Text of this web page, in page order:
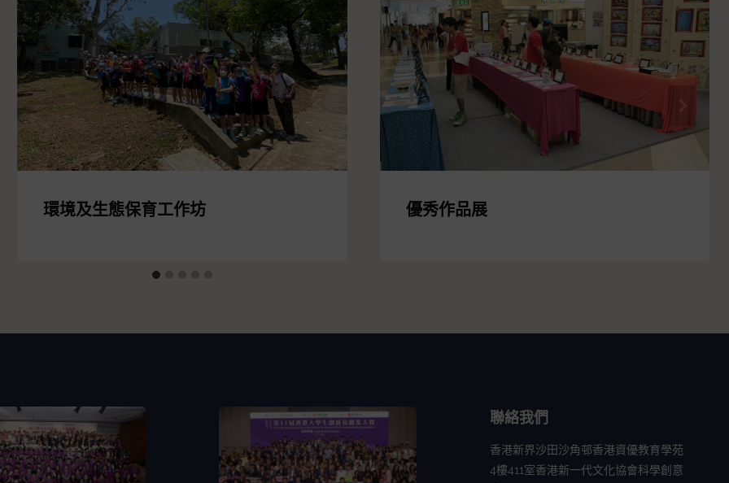
環境及生態保育工作坊 優秀作品展
聯絡我們
香港新界沙田沙角邨香港資優教育學苑
4樓411室香港新一代文化協會科學創意